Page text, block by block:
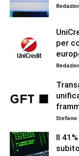
per
Stefano
Il